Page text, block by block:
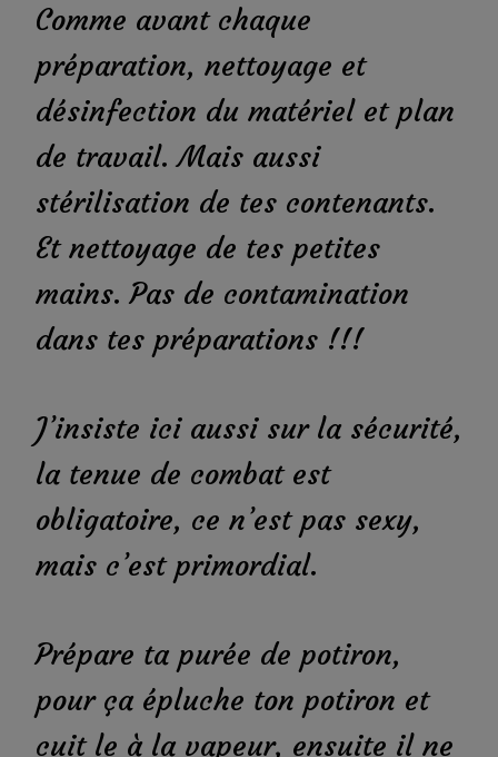
Comme avant chaque
préparation, nettoyage et
désinfection du matériel et plan
de travail. Mais aussi
stérilisation de tes contenants.
Et nettoyage de tes petites
mains. Pas de contamination
dans tes préparations !!!
J’insiste ici aussi sur la sécurité,
la tenue de combat est
obligatoire, ce n’est pas sexy,
mais c’est primordial.
Prépare ta purée de potiron,
pour ça épluche ton potiron et
cuit le à la vapeur, ensuite il ne